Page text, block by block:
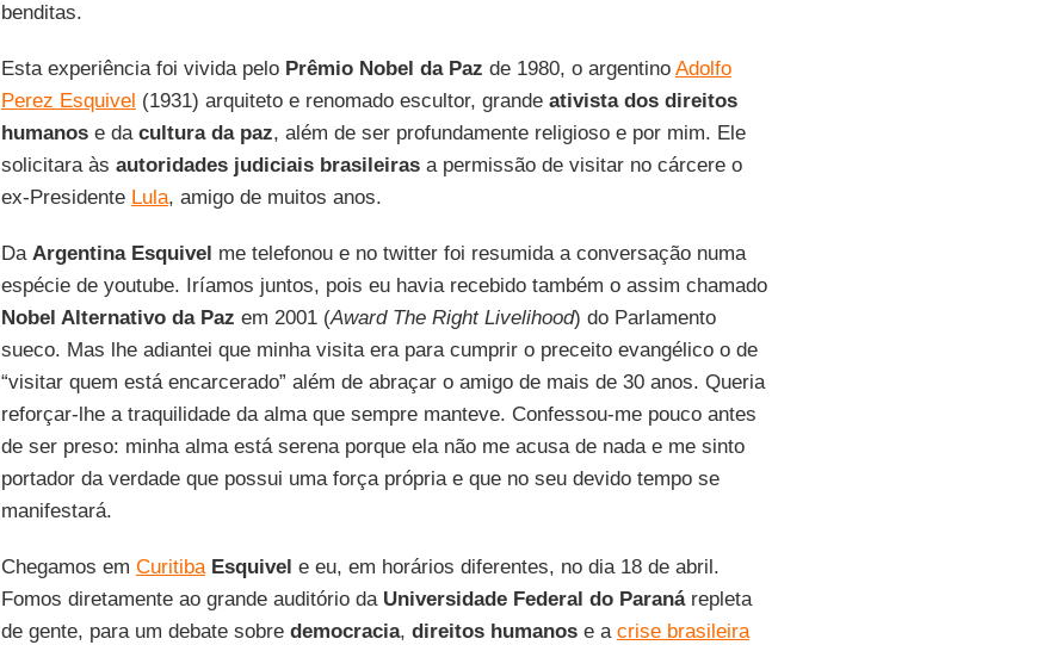
benditas.
Esta experiência foi vivida pelo Prêmio Nobel da Paz de 1980, o argentino Adolfo
Perez Esquivel (1931) arquiteto e renomado escultor, grande ativista dos direitos
humanose dacultura da paz, além de ser profundamente religioso e por mim. Ele
solicitara às autoridades judiciais brasileirasa permissão de visitar no cárcere o
ex-Presidente Lula, amigo de muitos anos.
Da Argentina Esquivel me telefonou e no twitter foi resumida a conversação numa
espécie de youtube. Iríamos juntos, pois eu havia recebido também o assim chamado
Nobel Alternativo da Paz em 2001 (Award The Right Livelihood) do Parlamento
sueco. Mas lhe adiantei que minha visita era para cumprir o preceito evangélico o de
“visitar quem está encarcerado” além de abraçar o amigo de mais de 30 anos. Queria
reforçar-lhe a traquilidade da alma que sempre manteve. Confessou-me pouco antes
de ser preso: minha alma está serena porque ela não me acusa de nada e me sinto
portador da verdade que possui uma força própria e que no seu devido tempo se
manifestará.
Chegamos em Curitiba Esquivel e eu, em horários diferentes, no dia 18 de abril.
Fomos diretamente ao grande auditório da Universidade Federal do Paranárepleta
de gente, para um debate sobre democracia, direitos humanose a crise brasileira